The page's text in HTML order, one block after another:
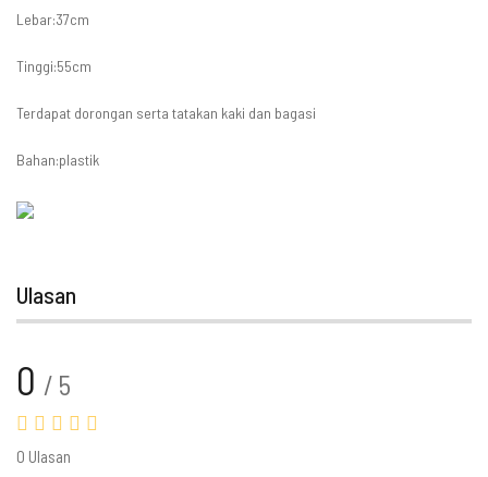
Lebar:37cm
Tinggi:55cm
Terdapat dorongan serta tatakan kaki dan bagasi
Bahan:plastik
Ulasan
0 / 5
0 Ulasan